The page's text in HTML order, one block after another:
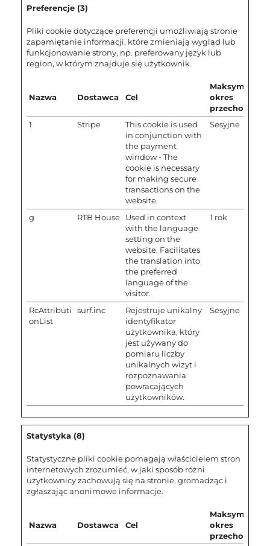
Preferencje (3)
Pliki cookie dotyczące preferencji umożliwiają stronie
zapamiętanie informacji, które zmieniają wygląd lub
funkcjonowanie strony, np. preferowany język lub
region, w którym znajduje się użytkownik.
Nazwa Dostawca Cel
Maksymalny
okres
1
Stripe
This cookie is used
in conjunction with
the payment
window - The
cookie is necessary
for making secure
transactions on the
website.
Sesyjne
g RTB House
Used in context
with the language
setting on the
website. Facilitates
the translation into
the preferred
language of the
visitor.
1 rok
RcAttributi
onList
surf.inc
Rejestruje unikalny
identyfikator
użytkownika, który
jest używany do
pomiaru liczby
unikalnych wizyt i
rozpoznawania
powracających
użytkowników.
Sesyjne
Statystyka (8)
Statystyczne pliki cookie pomagają właścicielem stron
internetowych zrozumieć, w jaki sposób różni
użytkownicy zachowują się na stronie, gromadząc i
zgłaszając anonimowe informacje.
Nazwa Dostawca Cel
Maksymalny
okres